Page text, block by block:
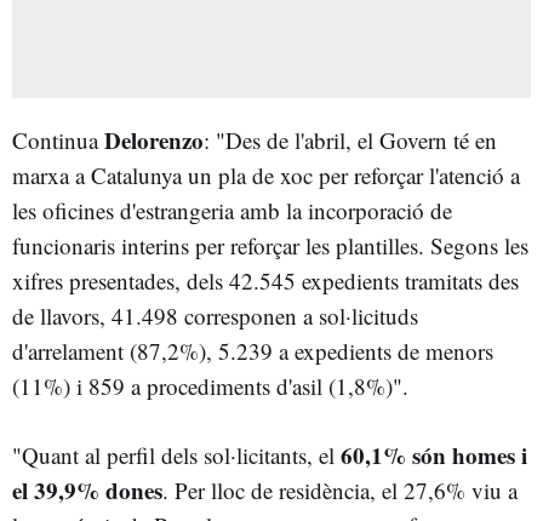
ContinuaDelorenzo: "Des de l'abril, el Govern té en
marxa a Catalunya un pla de xoc per reforçar l'atenció a
les oficines d'estrangeria amb la incorporació de
funcionaris interins per reforçar les plantilles. Segons les
xifres presentades, dels 42.545 expedients tramitats des
de llavors, 41.498 corresponen a sol·licituds
d'arrelament (87,2%), 5.239 a expedients de menors
(11%) i 859 a procediments d'asil (1,8%)".
"Quant al perfil dels sol·licitants, el 60,1% són homes i
el 39,9% dones. Per lloc de residència, el 27,6% viu a